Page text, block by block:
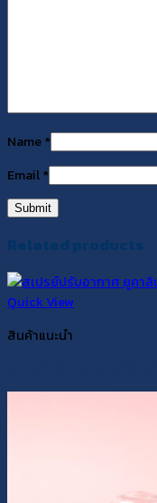
Name*
Email*
Related products
Quick View
สินค้าแนะนำ